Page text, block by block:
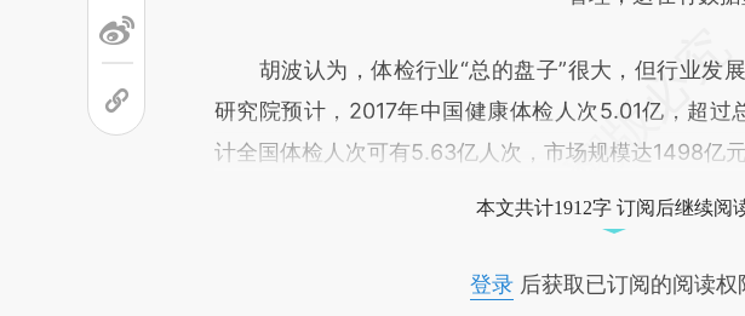
胡波认为，体检行业“总的盘子”很大，但行业发
研究院预计，2017年中国健康体检人次5.01亿，超过
计全国体检人次可有5.63亿人次，市场规模达1498亿元
本文共计1912字 订阅后继续阅
登录后获取已订阅的阅读权